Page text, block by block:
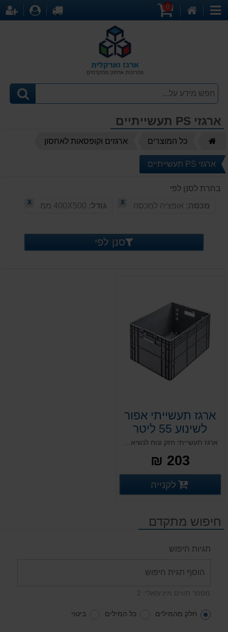
קטגוריות
0
לקופה
ארגזי PS תעשייתיים
כל המוצרים ארגזים וקופסאות לאחסון
ארגזי PS תעשייתיים
בחרת לסנן לפי
מכסה: אופציה למכסה X גודל: X
סנן לפי
ארגז תעשייתי אפור
לשינוע 55 ליטר
ארגז תעשייתי חזק ונוח לנשיאה. מבנה חזק ואיכותי. בעל התאמה מלאה לשינוע על גבי מסועים מדויקים וקווי אריזה. אפשרות לשימוש עם מכסה תואם (נמכר בנפרד). כולל ידיות בצדדים לנשיאה.
203 ₪
פרטים נוספים
לקנייה
חיפוש מתקדם
תגיות חיפוש
מספר תווים מינימאלי: 2
חלק מהמילים כל המילים ביטוי